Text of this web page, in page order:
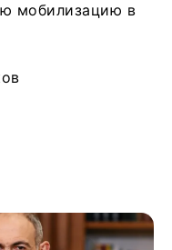
мобилизацию в